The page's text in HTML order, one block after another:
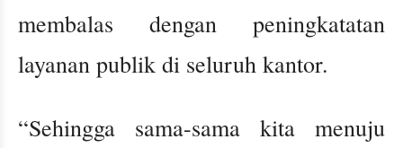
membalas dengan peningkatatan
layanan publik di seluruh kantor.
“Sehingga sama-sama kita menuju